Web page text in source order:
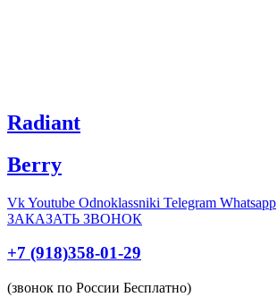
Radiant
Berry
VkYoutube Odnoklassniki Telegram Whatsapp
ЗАКАЗАТЬ ЗВОНОК
+7 (918)358-01-29
(звонок по России Бесплатно)